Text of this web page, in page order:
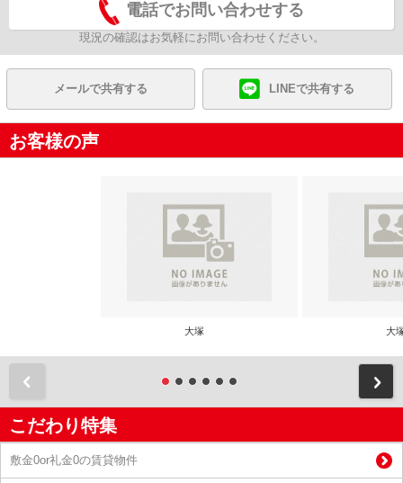
電話でお問い合わせする
現況の確認はお気軽にお問い合わせください。
メールで共有する LINEで共有する
お客様の声
大塚 大
こだわり特集
敷金0or礼金0の賃貸物件